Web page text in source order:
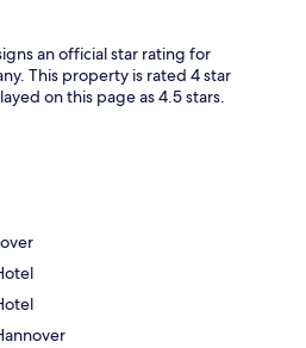
an official star rating for
This property is rated 4 star
on this page as 4.5 stars.